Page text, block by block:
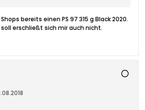
bereits einen PS 97 315 g Black 2020.
erschließt sich mir auch nicht.